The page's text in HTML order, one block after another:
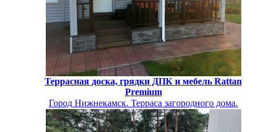
Террасная доска, грядки ДПК и мебель Rattan
Premium
Город Нижнекамск. Терраса загородного дома.